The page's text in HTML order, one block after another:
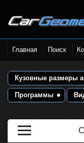
Размеры кузова
Контрольные точки
размеры.
Главная Поиск
Кузовные размеры
Программы